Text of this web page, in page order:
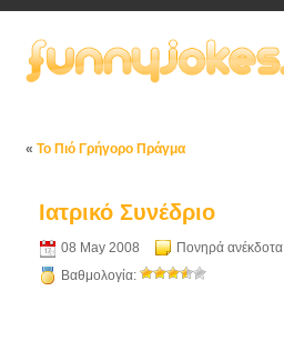
« Το Πιό Γρήγορο Πράγμα
Ιατρικό Συνέδριο
08 May 2008 Πονηρά ανέκδοτα
Βαθμολογία: